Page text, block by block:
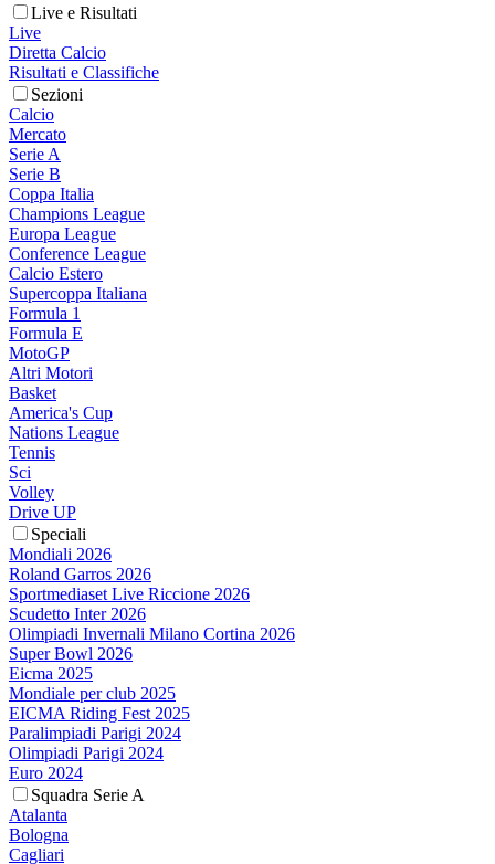
Live e Risultati
Live
Diretta Calcio
Risultati e Classifiche
Sezioni
Calcio
Mercato
Serie A
Serie B
Coppa Italia
Champions League
Europa League
Conference League
Calcio Estero
Supercoppa Italiana
Formula 1
Formula E
MotoGP
Altri Motori
Basket
America's Cup
Nations League
Tennis
Sci
Volley
Drive UP
Speciali
Mondiali 2026
Roland Garros 2026
Sportmediaset Live Riccione 2026
Scudetto Inter 2026
Olimpiadi Invernali Milano Cortina 2026
Super Bowl 2026
Eicma 2025
Mondiale per club 2025
EICMA Riding Fest 2025
Paralimpiadi Parigi 2024
Olimpiadi Parigi 2024
Euro 2024
Squadra Serie A
Atalanta
Bologna
Cagliari